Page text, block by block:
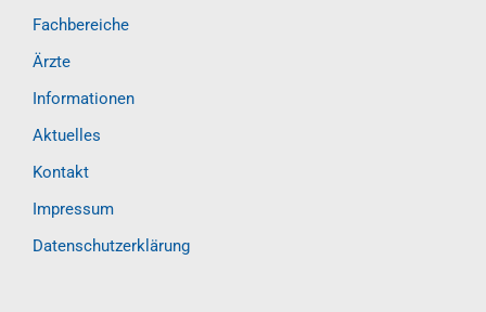
Fachbereiche
Ärzte
Informationen
Aktuelles
Kontakt
Impressum
Datenschutzerklärung